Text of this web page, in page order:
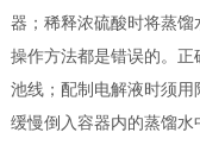
器；稀释浓硫酸时将蒸
操作方法都是错误的。
池线；配制电解液时须
缓慢倒入容器内的蒸馏水